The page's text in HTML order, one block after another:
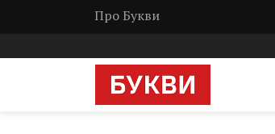
Про Букви